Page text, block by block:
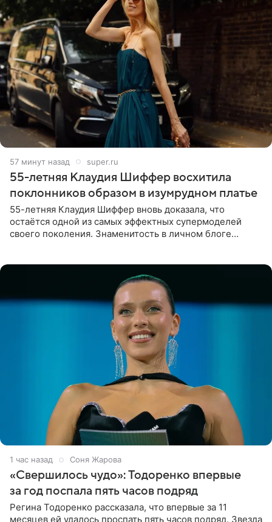
57 минут назад super.ru
55-летняя Клаудия Шиффер восхитила
поклонников образом в изумрудном платье
55-летняя Клаудия Шиффер вновь доказала, что
остаётся одной из самых эффектных супермоделей
своего поколения. Знаменитость в личном блоге
1 час назад Соня Жарова
«Свершилось чудо»: Тодоренко впервые
за год поспала пять часов подряд
Регина Тодоренко рассказала, что впервые за 11
месяцев ей удалось проспать пять часов подряд. Звезда